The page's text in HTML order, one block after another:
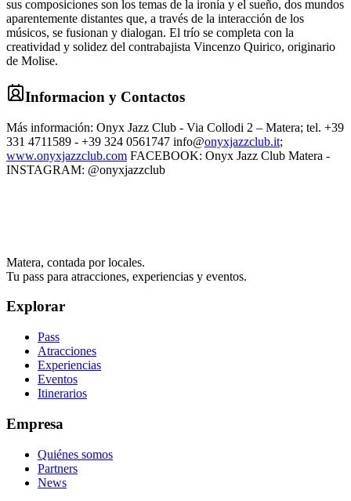
sus composiciones son los temas de la ironía y el sueño, dos mundos
aparentemente distantes que, a través de la interacción de los
músicos, se fusionan y dialogan. El trío se completa con la
creatividad y solidez del contrabajista Vincenzo Quirico, originario
de Molise.
Informacion y Contactos
Más información: Onyx Jazz Club - Via Collodi 2 – Matera; tel. +39
331 4711589 - +39 324 0561747 info@onyxjazzclub.it;
www.onyxjazzclub.com FACEBOOK: Onyx Jazz Club Matera -
INSTAGRAM: @onyxjazzclub
Matera, contada por locales.
Tu pass para atracciones, experiencias y eventos.
Explorar
Pass
Atracciones
Experiencias
Eventos
Itinerarios
Empresa
Quiénes somos
Partners
News